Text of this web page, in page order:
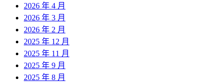
2026 年 4 月
2026 年 3 月
2026 年 2 月
2025 年 12 月
2025 年 11 月
2025 年 9 月
2025 年 8 月